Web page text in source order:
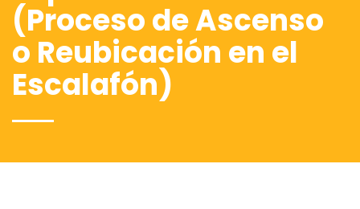
(Proceso de Ascenso
o Reubicación en el
Escalafón)